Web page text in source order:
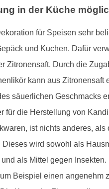
in der Küche
für Speisen sehr
und Kuchen. Dafür
Zitronensaft. Durch die
kann aus
säuerlichen Geschmacks
für die Herstellung von
ist nichts anderes,
wird sowohl als
als Mittel gegen
Beispiel einen